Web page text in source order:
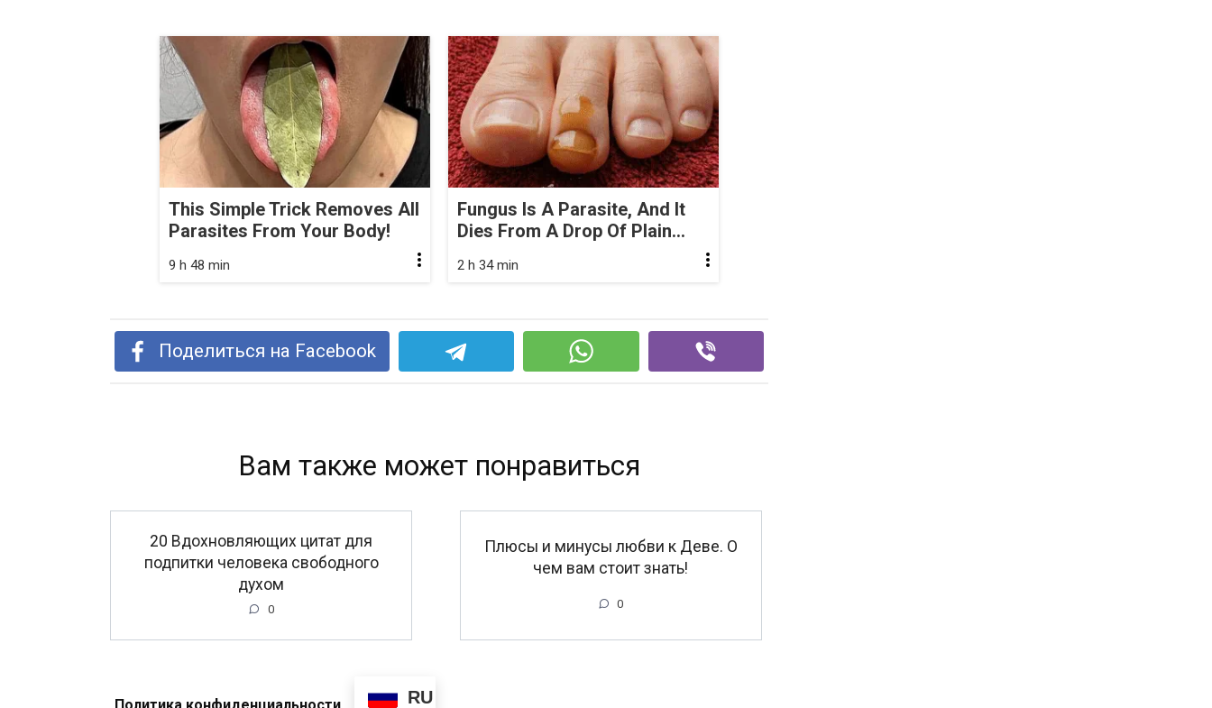
This Simple Trick Removes All
Parasites From Your Body!
9 h 48 min
Fungus Is A Parasite, And It
Dies From A Drop Of Plain...
2 h 34 min
Поделиться на Facebook
Вам также может понравиться
20 Вдохновляющих цитат для
подпитки человека свободного
духом
0
Плюсы и минусы любви к Деве. О
чем вам стоит знать!
0
RU